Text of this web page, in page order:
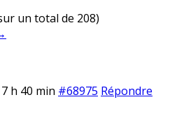
un total de 208)
h 40 min #68975 Répondre